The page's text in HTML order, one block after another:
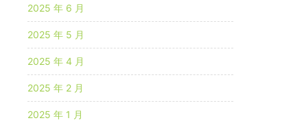
2025 年 6 月
2025 年 5 月
2025 年 4 月
2025 年 2 月
2025 年 1 月